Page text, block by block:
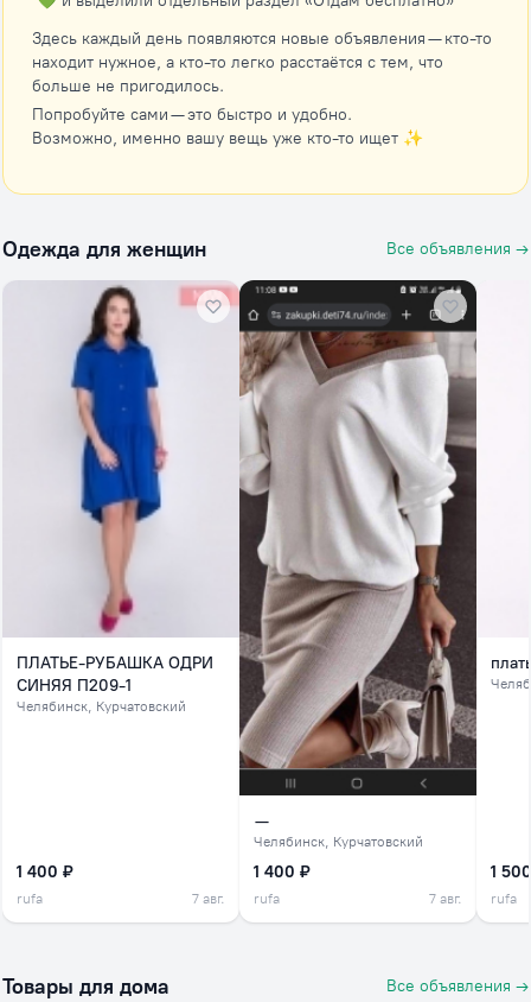
Здесь каждый день появляются новые объявления — кто-то
находит нужное, а кто-то легко расстаётся с тем, что
больше не пригодилось.
Попробуйте сами — это быстро и удобно.
Возможно, именно вашу вещь уже кто-то ищет ✨
Одежда для женщин Все объявления →
ПЛАТЬЕ-РУБАШКА ОДРИ
СИНЯЯ П209-1
Челябинск, Курчатовский
1 400 ₽
rufa 7 авг.
—
Челябинск, Курчатовский
1 400 ₽
rufa 7 авг.
1
rufa
Товары для дома Все объявления →